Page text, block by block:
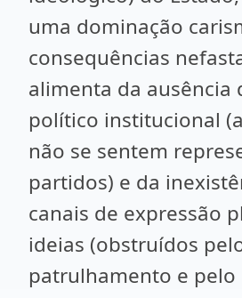
uma dominação
consequências
alimenta da ausência
político institucional
não se sentem
partidos) e da
canais de expressão
ideias (obstruídos
patrulhamento e pelo